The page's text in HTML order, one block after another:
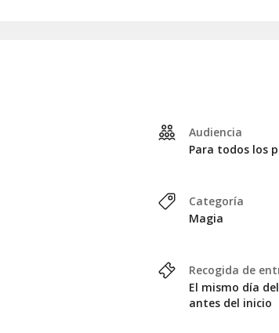
Audiencia
Para todos los
Categoría
Magia
Recogida de
El mismo día
antes del inicio